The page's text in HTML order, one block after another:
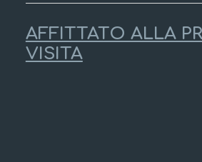
AFFITTATO ALLA
VISITA